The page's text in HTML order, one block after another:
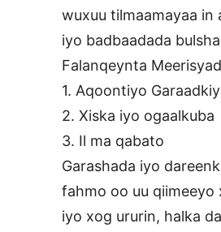
wuxuu tilmaamayaa in
iyo badbaadada
Falanqeynta
1. Aqoontiyo
2. Xiska iyo ogaalkuba
3. Il ma qabato
Garashada iyo
fahmo oo uu qiimeeyo
iyo xog ururin, halka